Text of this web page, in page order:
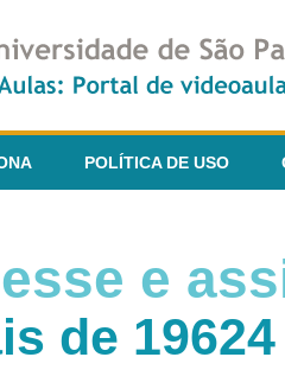
POLÍTICA DE USO
e
de